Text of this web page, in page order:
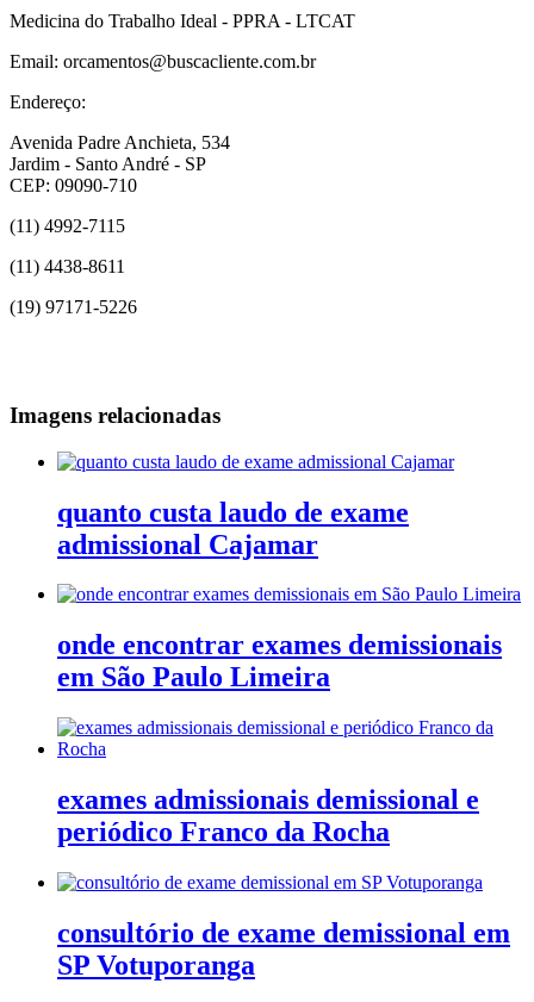
Medicina do Trabalho Ideal - PPRA - LTCAT
Email: orcamentos@buscacliente.com.br
Endereço:
Avenida Padre Anchieta, 534
Jardim - Santo André - SP
CEP: 09090-710
(11) 4992-7115
(11) 4438-8611
(19) 97171-5226
Imagens relacionadas
quanto custa laudo de exame
admissional Cajamar
onde encontrar exames demissionais
em São Paulo Limeira
exames admissionais demissional e
periódico Franco da Rocha
consultório de exame demissional em
SP Votuporanga